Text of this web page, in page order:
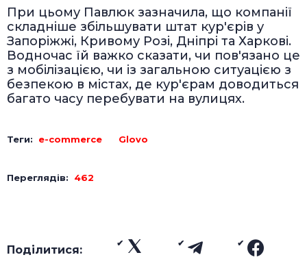
При цьому Павлюк зазначила, що компанії
складніше збільшувати штат кур'єрів у
Запоріжжі, Кривому Розі, Дніпрі та Харкові.
Водночас їй важко сказати, чи пов'язано це
з мобілізацією, чи із загальною ситуацією з
безпекою в містах, де кур'єрам доводиться
багато часу перебувати на вулицях.
Теги: e-commerce Glovo
Переглядів: 462
Поділитися: